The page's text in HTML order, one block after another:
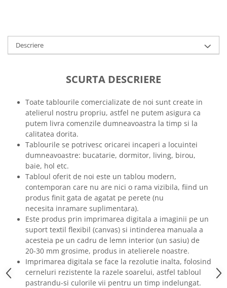
Tricouri cadou 20 ani
Tricouri cadou 30 ani
Tricouri cadou 50 ani
Tricouri motociclisti
Tricouri motociclisti
Tricouri enduro
Tricouri offroad
Tricouri biciclisti
Tricouri biciclisti
Tricouri biciclisti MTB
Tricouri biciclisti BMX
Tricouri biciclisti downhill
Tricouri skateboard
Tricouri sport/fitness
Tricouri fitness/sala de forta
Tricouri yoga
Descriere
SCURTA DESCRIERE
Toate tablourile comercializate de noi sunt create in
atelierul nostru propriu, astfel ne putem asigura ca
putem livra comenzile dumneavoastra la timp si la
calitatea dorita.
Tablourile se potrivesc oricarei incaperi a locuintei
dumneavoastre: bucatarie, dormitor, living, birou,
baie, hol etc.
Tabloul oferit de noi este un tablou modern,
contemporan care nu are nici o rama vizibila, fiind un
produs finit gata de agatat pe perete (nu
necesita inramare suplimentara).
Este produs prin imprimarea digitala a imaginii pe un
suport textil flexibil (canvas) si intinderea manuala a
acesteia pe un cadru de lemn interior (un sasiu) de
20-30 mm grosime, produs in atelierele noastre.
Imprimarea digitala se face la rezolutie inalta, folosind
cerneluri rezistente la razele soarelui, astfel tabloul
pastrandu-si culorile vii pentru un timp indelungat.